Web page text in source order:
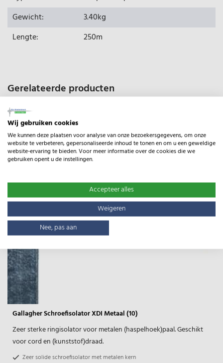
Gewicht:
3.40kg
Lengte:
250m
Gerelateerde producten
Gallagher Schroefisolator XDI Metaal (10)
Zeer sterke ringisolator voor metalen (haspelhoek)paal. Geschikt
voor cord en (kunststof)draad.
Zeer solide schroefisolator met metalen kern
Wij gebruiken cookies
We kunnen deze plaatsen voor analyse van onze bezoekersgegevens, om onze
website te verbeteren, gepersonaliseerde inhoud te tonen en om u een geweldige
website-ervaring te bieden. Voor meer informatie over de cookies die we
gebruiken opent u de instellingen.
Accepteer alles
Weigeren
Nee, pas aan